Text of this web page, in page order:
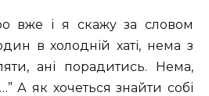
вже і я скажу за словом
в холодній хаті, нема з
ані порадитись. Нема,
А як хочеться знайти собі